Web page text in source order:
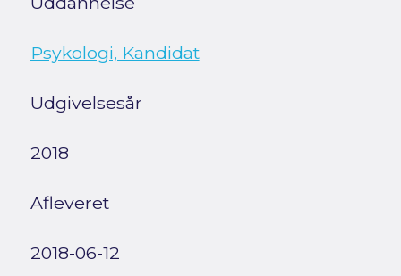
Psykologi, Kandidat
Udgivelsesår
2018
Afleveret
2018-06-12